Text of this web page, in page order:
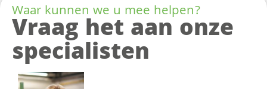
Waar kunnen we u mee helpen?
Vraag het aan onze
specialisten